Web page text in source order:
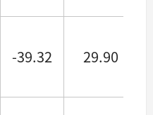
-39.32 29.90